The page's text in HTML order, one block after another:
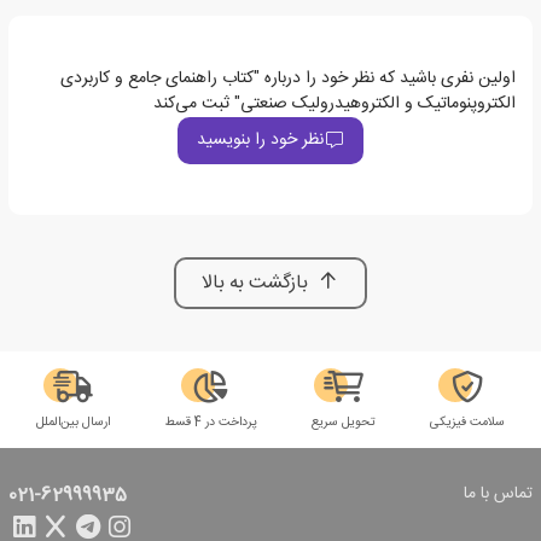
اولین نفری باشید که نظر خود را درباره "کتاب راهنمای جامع و کاربردی
الکتروپنوماتیک و الکتروهیدرولیک صنعتی" ثبت می‌کند
نظر خود را بنویسید
بازگشت به بالا
سلامت فیزیکی تحویل سریع پرداخت در 4 قسط ارسال بین‌الملل
تماس با ما 021-62999935